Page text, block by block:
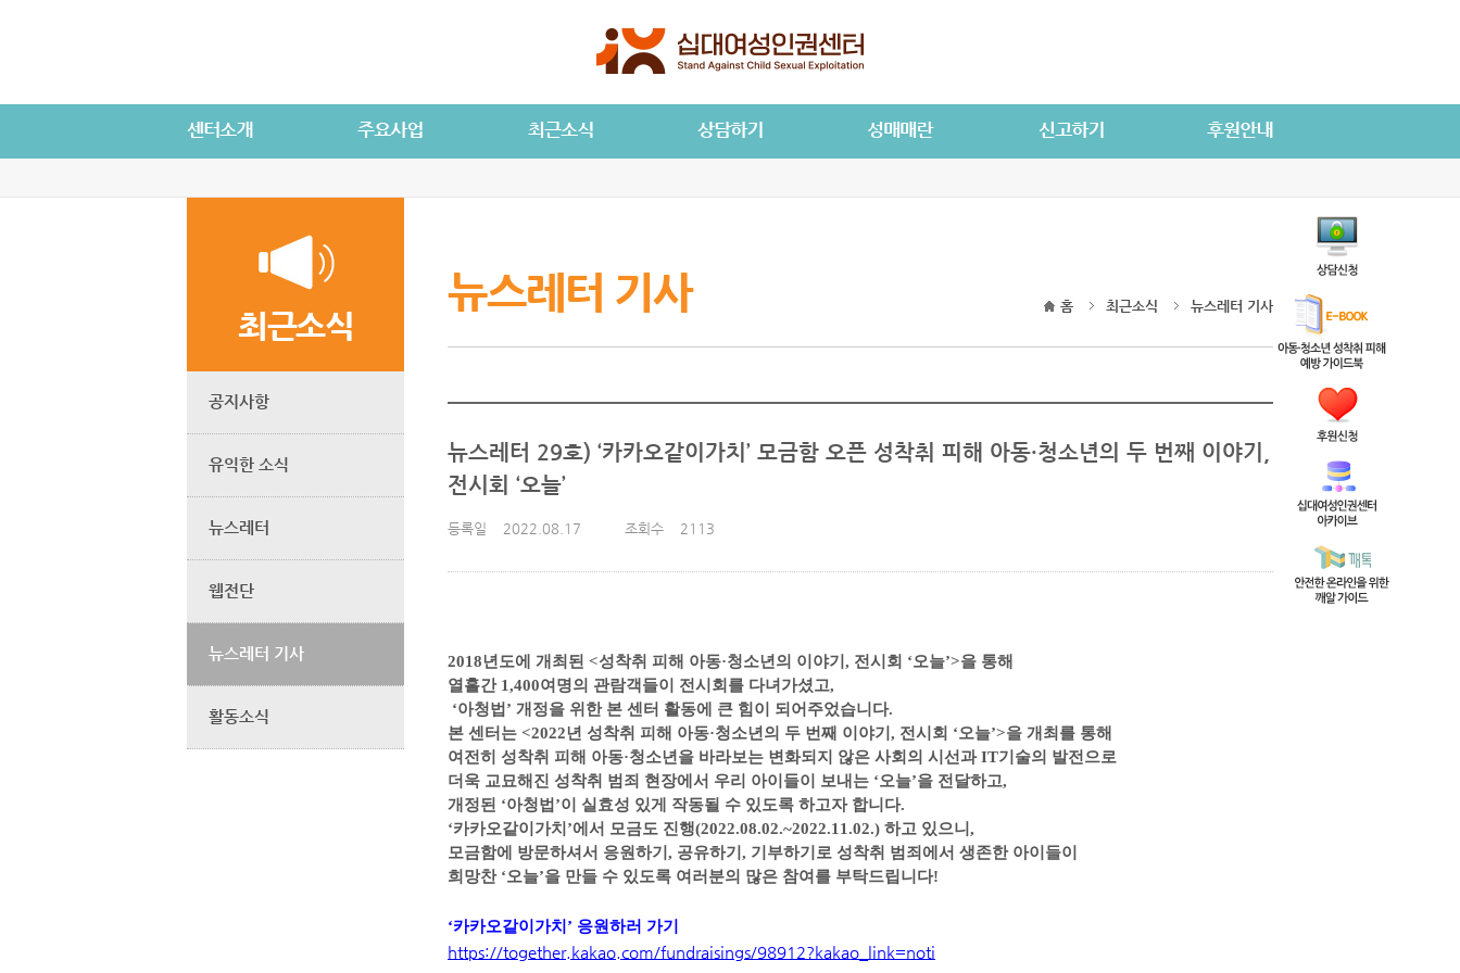
최근소식
공지사항
유익한 소식
뉴스레터
웹전단
뉴스레터 기사
활동소식
뉴스레터 기사 홈 최근소식 뉴스레터 기사
뉴스레터 29호) ‘카카오같이가치’ 모금함 오픈 성착취 피해 아동·청소년의 두 번째 이야기,
전시회 ‘오늘’
등록일 2022.08.17 조회수 2113
2018년도에 개최된 <성착취 피해 아동·청소년의 이야기 , 전시회 ‘오늘’>을 통해
열흘간 1,400여명의 관람객들이 전시회를 다녀가셨고,
‘아청법 ’ 개정을 위한 본 센터 활동에 큰 힘이 되어주었습니다.
본 센터는 <2022년 성착취 피해 아동·청소년의 두 번째 이야기 , 전시회 ‘오늘’>을 개최를 통해
여전히 성착취 피해 아동·청소년을 바라보는 변화되지 않은 사회의 시선과IT기술의 발전으로
더욱 교묘해진 성착취 범죄 현장에서 우리 아이들이 보내는 ‘오늘’을 전달하고,
개정된 ‘아청법 ’이 실효성 있게 작동될 수 있도록 하고자 합니다.
‘카카오같이가치 ’에서 모금도 진행(2022.08.02.~2022.11.02.) 하고 있으니 ,
모금함에 방문하셔서 응원하기 , 공유하기 , 기부하기로 성착취 범죄에서 생존한 아이들이
희망찬 ‘오늘’을 만들 수 있도록 여러분의 많은 참여를 부탁드립니다!
‘카카오같이가치 ’ 응원하러 가기
https://together.kakao.com/fundraisings/98912?kakao_link=noti